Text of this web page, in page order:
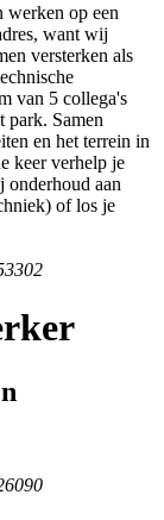
werken op een
want wij
versterken als
van 5 collega's
park. Samen
en het terrein in
keer verhelp je
onderhoud aan
of los je